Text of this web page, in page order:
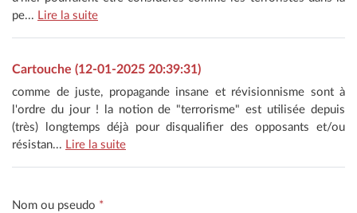
pe... Lire la suite
Cartouche (12-01-2025 20:39:31)
comme de juste, propagande insane et révisionnisme sont à
l'ordre du jour ! la notion de "terrorisme" est utilisée depuis
(très) longtemps déjà pour disqualifier des opposants et/ou
résistan... Lire la suite
Nom ou pseudo *